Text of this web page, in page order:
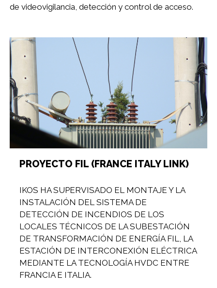
de videovigilancia, detección y control de acceso.
PROYECTO FIL (FRANCE ITALY LINK)
IKOS HA SUPERVISADO EL MONTAJE Y LA
INSTALACIÓN DEL SISTEMA DE
DETECCIÓN DE INCENDIOS DE LOS
LOCALES TÉCNICOS DE LA SUBESTACIÓN
DE TRANSFORMACIÓN DE ENERGÍA FIL, LA
ESTACIÓN DE INTERCONEXIÓN ELÉCTRICA
MEDIANTE LA TECNOLOGÍA HVDC ENTRE
FRANCIA E ITALIA.